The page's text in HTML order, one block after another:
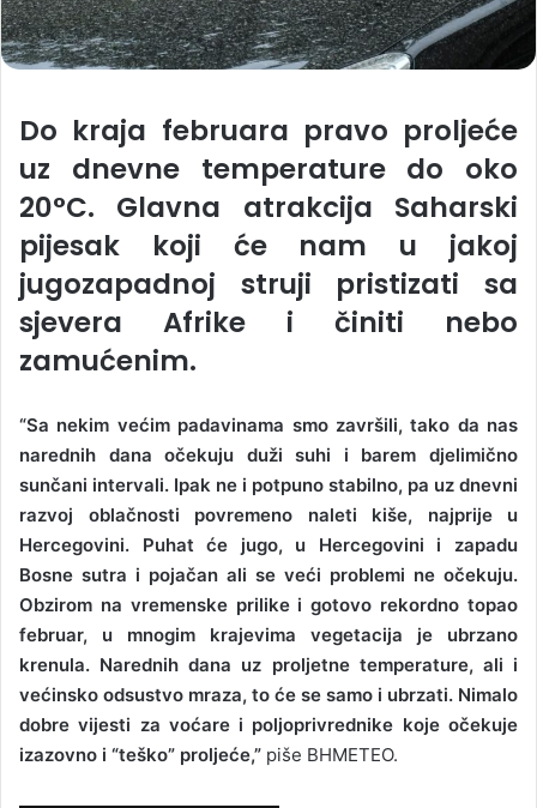
Do kraja februara pravo proljeće
uz dnevne temperature do oko
20°C. Glavna atrakcija Saharski
pijesak koji će nam u jakoj
jugozapadnoj struji pristizati sa
sjevera Afrike i činiti nebo
zamućenim.
“Sa nekim većim padavinama smo završili, tako da nas
narednih dana očekuju duži suhi i barem djelimično
sunčani intervali. Ipak ne i potpuno stabilno, pa uz dnevni
razvoj oblačnosti povremeno naleti kiše, najprije u
Hercegovini. Puhat će jugo, u Hercegovini i zapadu
Bosne sutra i pojačan ali se veći problemi ne očekuju.
Obzirom na vremenske prilike i gotovo rekordno topao
februar, u mnogim krajevima vegetacija je ubrzano
krenula. Narednih dana uz proljetne temperature, ali i
većinsko odsustvo mraza, to će se samo i ubrzati. Nimalo
dobre vijesti za voćare i poljoprivrednike koje očekuje
izazovno i “teško” proljeće,” piše BHMETEO.